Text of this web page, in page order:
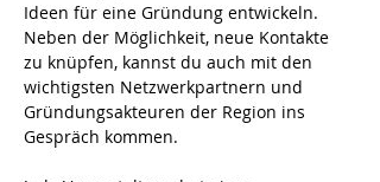
Ideen für eine Gründung entwickeln.
Neben der Möglichkeit, neue Kontakte
zu knüpfen, kannst du auch mit den
wichtigsten Netzwerkpartnern und
Gründungsakteuren der Region ins
Gespräch kommen.